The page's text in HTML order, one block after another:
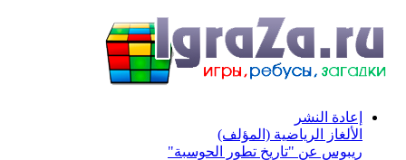
إعادة النشر
الألغاز الرياضية (المؤلف)
ريبوس عن "تاريخ تطور الحوسبة"